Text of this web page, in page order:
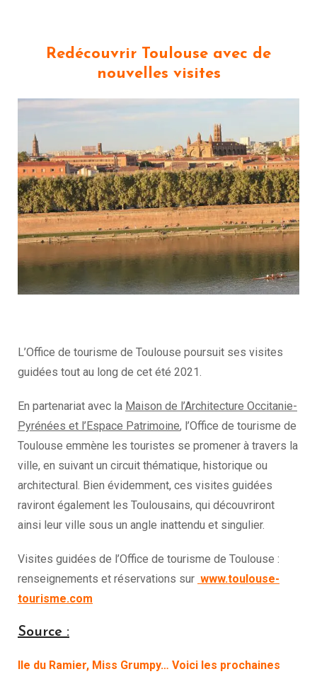
Redécouvrir Toulouse avec de
nouvelles visites
L’Office de tourisme de Toulouse poursuit ses visites
guidées tout au long de cet été 2021.
En partenariat avec la Maison de l’Architecture Occitanie-
Pyrénées et l’Espace Patrimoine, l’Office de tourisme de
Toulouse emmène les touristes se promener à travers la
ville, en suivant un circuit thématique, historique ou
architectural. Bien évidemment, ces visites guidées
raviront également les Toulousains, qui découvriront
ainsi leur ville sous un angle inattendu et singulier.
Visites guidées de l’Office de tourisme de Toulouse :
renseignements et réservations sur www.toulouse-
tourisme.com
Source :
Ile du Ramier, Miss Grumpy… Voici les prochaines